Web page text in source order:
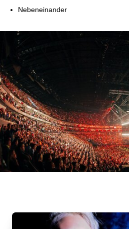
Nebeneinander